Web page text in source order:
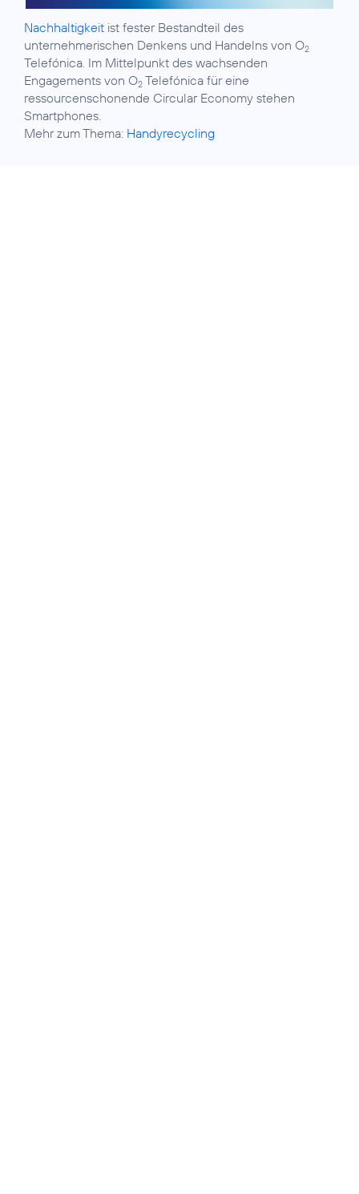
Nachhaltigkeit ist fester Bestandteil des
unternehmerischen Denkens und Handelns von O2
Telefónica. Im Mittelpunkt des wachsenden
Engagements von O2 Telefónica für eine
ressourcenschonende Circular Economy stehen
Smartphones.
Mehr zum Thema: Handyrecycling